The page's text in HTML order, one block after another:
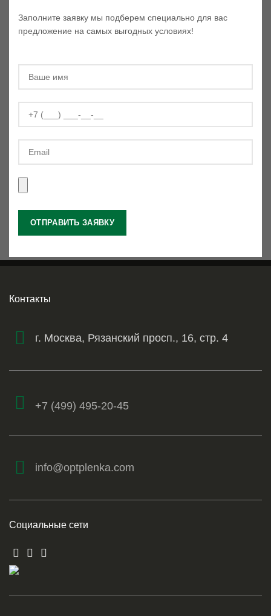
Заполните заявку мы подберем специально для вас
предложение на самых выгодных условиях!
Контакты
г. Москва, Рязанский просп., 16, стр. 4
+7 (499) 495-20-45
info@optplenka.com
Социальные сети